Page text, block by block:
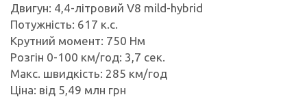
Двигун: 4,4-літровий V8 mild-hybrid
Потужність: 617 к.с.
Крутний момент: 750 Нм
Розгін 0-100 км/год: 3,7 сек.
Макс. швидкість: 285 км/год
Ціна: від 5,49 млн грн